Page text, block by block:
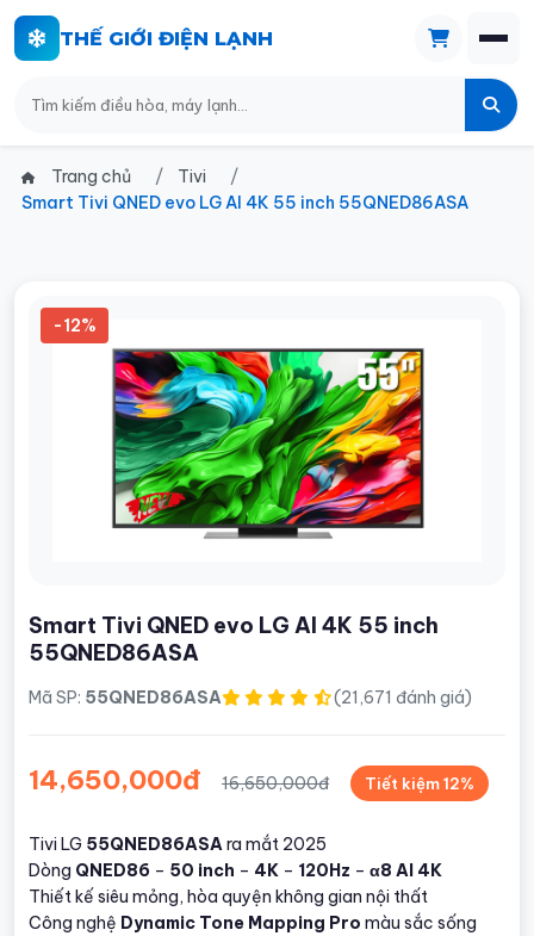
THẾ GIỚI ĐIỆN LẠNH
Trang chủ
Tivi
Smart Tivi QNED evo LG AI 4K 55 inch 55QNED86ASA
-12%
Smart Tivi QNED evo LG AI 4K 55 inch
55QNED86ASA
Mã SP: 55QNED86ASA (21,671 đánh giá)
14,650,000đ 16,650,000đ Tiết kiệm 12%
Tivi LG 55QNED86ASA ra mắt 2025
Dòng QNED86 – 50 inch – 4K – 120Hz – α8 AI 4K
Thiết kế siêu mỏng, hòa quyện không gian nội thất
Công nghệ Dynamic Tone Mapping Pro màu sắc sống